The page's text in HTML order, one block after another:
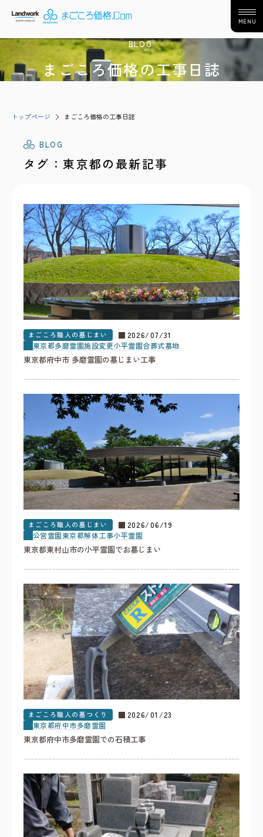
MENU
BLOG
まごころ価格の工事日誌
トップページ まごころ価格の工事日誌
BLOG
タグ：東京都の最新記事
まごころ職人の墓じまい
2026/07/31
東京都多磨霊園施設変更小平霊園合葬式墓地
東京都府中市 多磨霊園の墓じまい工事
まごころ職人の墓じまい
2026/06/19
公営霊園東京都解体工事小平霊園
東京都東村山市の小平霊園でお墓じまい
まごころ職人の墓つくり
2026/01/23
東京都府中市多磨霊園
東京都府中市多磨霊園での石積工事